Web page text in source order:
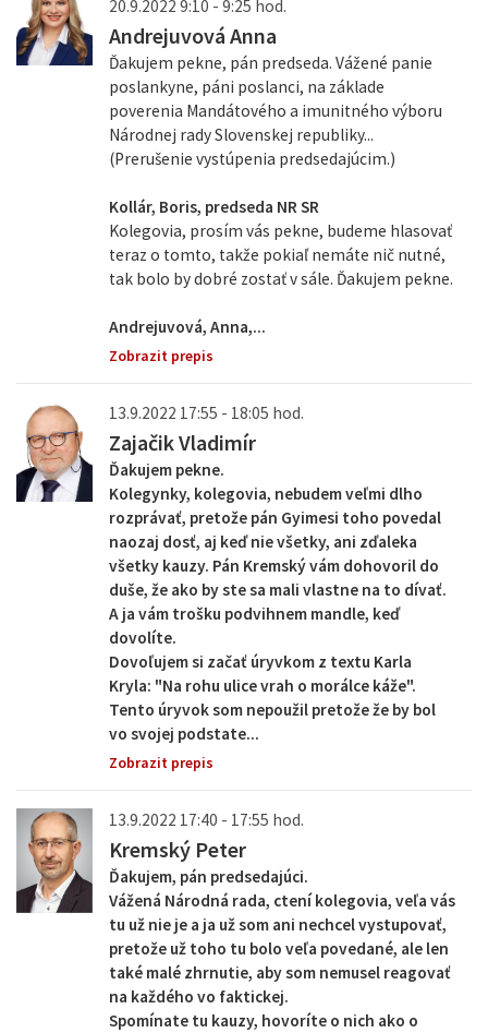
20.9.2022 9:10 - 9:25 hod.
Andrejuvová Anna
Ďakujem pekne, pán predseda. Vážené panie
poslankyne, páni poslanci, na základe
poverenia Mandátového a imunitného výboru
Národnej rady Slovenskej republiky...
(Prerušenie vystúpenia predsedajúcim.)
Kollár, Boris, predseda NR SR
Kolegovia, prosím vás pekne, budeme hlasovať
teraz o tomto, takže pokiaľ nemáte nič nutné,
tak bolo by dobré zostať v sále. Ďakujem pekne.
Andrejuvová, Anna,...
Zobrazit prepis
13.9.2022 17:55 - 18:05 hod.
Zajačik Vladimír
Ďakujem pekne.
Kolegynky, kolegovia, nebudem veľmi dlho
rozprávať, pretože pán Gyimesi toho povedal
naozaj dosť, aj keď nie všetky, ani zďaleka
všetky kauzy. Pán Kremský vám dohovoril do
duše, že ako by ste sa mali vlastne na to dívať.
A ja vám trošku podvihnem mandle, keď
dovolíte.
Dovoľujem si začať úryvkom z textu Karla
Kryla: "Na rohu ulice vrah o morálce káže".
Tento úryvok som nepoužil pretože že by bol
vo svojej podstate...
Zobrazit prepis
13.9.2022 17:40 - 17:55 hod.
Kremský Peter
Ďakujem, pán predsedajúci.
Vážená Národná rada, ctení kolegovia, veľa vás
tu už nie je a ja už som ani nechcel vystupovať,
pretože už toho tu bolo veľa povedané, ale len
také malé zhrnutie, aby som nemusel reagovať
na každého vo faktickej.
Spomínate tu kauzy, hovoríte o nich ako o